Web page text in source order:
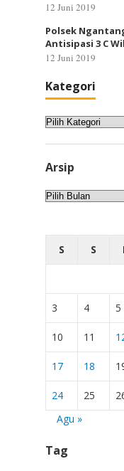
12 Juni 2019
Polsek
Antisipasi 3 C
12 Juni 2019
Kategori
Kategori
Arsip
Arsip
S
S
3 4 5
10 11
17 18
24 25
Agu »
Tag